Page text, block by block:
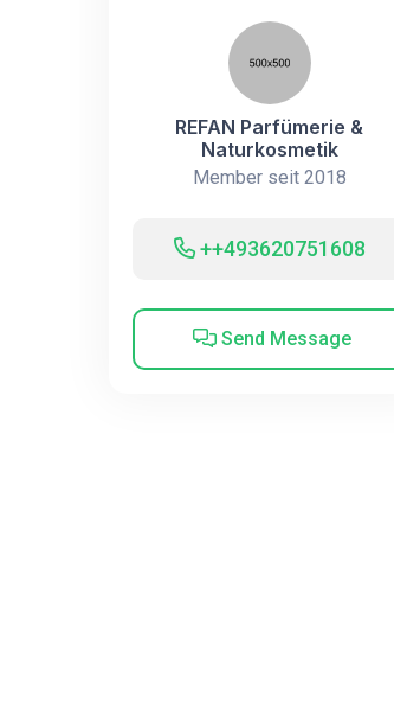
REFAN Parfümerie &
Naturkosmetik
Member seit 2018
++493620751608
Send Message